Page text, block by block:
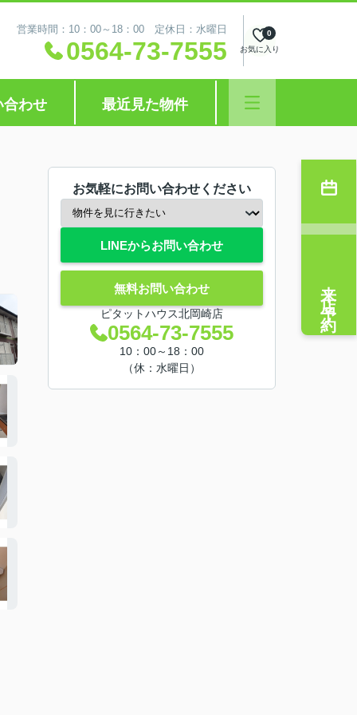
営業時間：10：00～18：00 定休日：水曜日
0564-73-7555 お気に入り
0
合わせ 最近見た物件
お気軽にお問い合わせください
LINEからお問い合わせ
無料お問い合わせ
ピタットハウス北岡崎店
0564-73-7555
10：00～18：00
（休：水曜日）
来店予約